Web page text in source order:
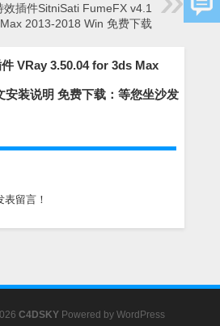
效插件SitniSati FumeFX v4.1
2013-2018 Win 免费下载
VRay 3.50.04 for 3ds Max
安装说明 免费下载：等您坐沙发
表留言！
C4DSKY Powered by WordPress